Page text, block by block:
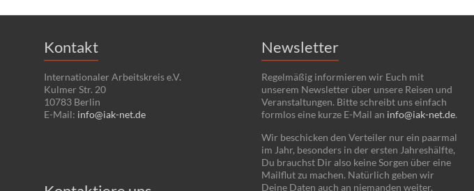
Kontakt
Internationaler Arbeitskreis e.V.
Kulmer Str. 20
10783 Berlin
E-Mail: info@iak-net.de
Newsletter
Regelmäßig informieren wir Euch mit
unserem Newsletter über unsere Reisen und
Veranstaltungen. Bitte schreibt uns einfach
formlos eine kurze E-Mail an info@iak-net.de.
Wir beschicken den Verteiler nur ein paarmal
im Jahr, besonders in der ersten Jahreshälfte,
Du brauchst Dir also keine Sorgen über eine
Mailflut zu machen. Natürlich geben wir
Deine Daten auch an niemanden weiter.